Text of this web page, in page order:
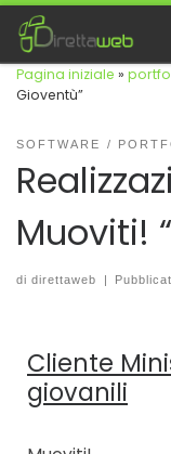
Passa al contenuto
Pagina iniziale »
Gioventù”
SOFTWARE
Muoviti!
di direttaweb |
Cliente
giovanili